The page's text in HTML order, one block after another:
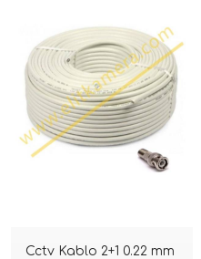
Cctv Kablo 2+1 0.22 mm